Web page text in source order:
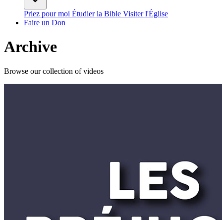
Priez pour moi Étudier la Bible Visiter l'Église
Faire un Don
Archive
Browse our collection of videos